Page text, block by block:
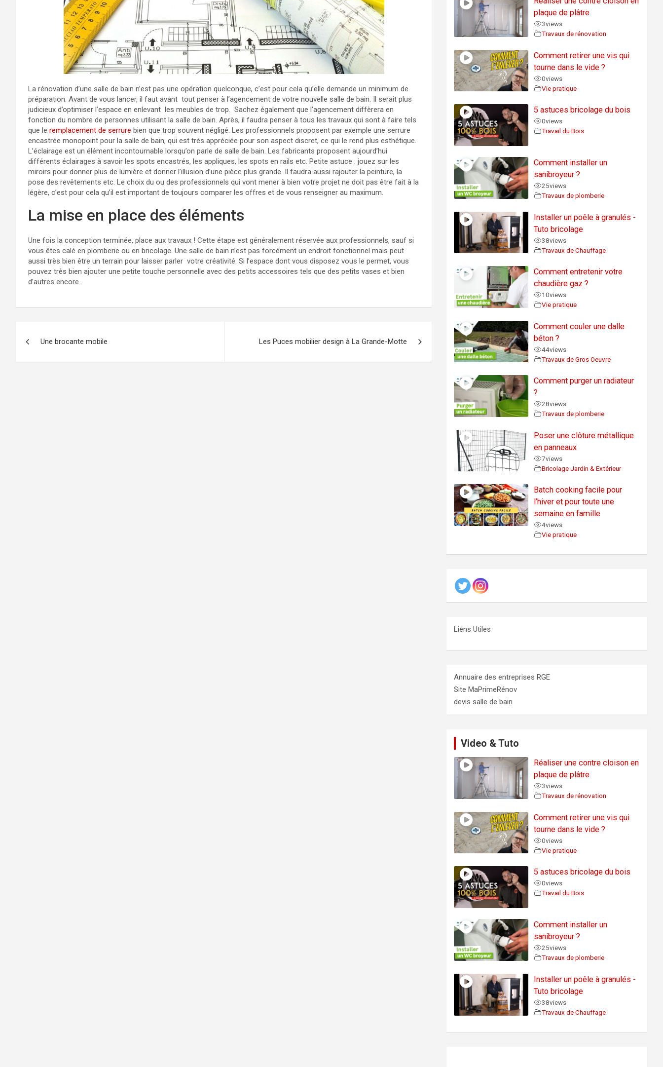
La rénovation d’une salle de bain n’est pas une opération quelconque, c’est pour cela qu’elle demande un minimum de
préparation. Avant de vous lancer, il faut avant tout penser à l’agencement de votre nouvelle salle de bain. Il serait plus
judicieux d’optimiser l’espace en enlevant les meubles de trop. Sachez également que l’agencement diffèrera en
fonction du nombre de personnes utilisant la salle de bain. Après, il faudra penser à tous les travaux qui sont à faire tels
que le remplacement de serrure bien que trop souvent négligé. Les professionnels proposent par exemple une serrure
encastrée monopoint pour la salle de bain, qui est très appréciée pour son aspect discret, ce qui le rend plus esthétique.
L’éclairage est un élément incontournable lorsqu’on parle de salle de bain. Les fabricants proposent aujourd’hui
différents éclairages à savoir les spots encastrés, les appliques, les spots en rails etc. Petite astuce : jouez sur les
miroirs pour donner plus de lumière et donner l’illusion d’une pièce plus grande. Il faudra aussi rajouter la peinture, la
pose des revêtements etc. Le choix du ou des professionnels qui vont mener à bien votre projet ne doit pas être fait à la
légère, c’est pour cela qu’il est important de toujours comparer les offres et de vous renseigner au maximum.
La mise en place des éléments
Une fois la conception terminée, place aux travaux ! Cette étape est généralement réservée aux professionnels, sauf si
vous êtes calé en plomberie ou en bricolage. Une salle de bain n’est pas forcément un endroit fonctionnel mais peut
aussi très bien être un terrain pour laisser parler votre créativité. Si l’espace dont vous disposez vous le permet, vous
pouvez très bien ajouter une petite touche personnelle avec des petits accessoires tels que des petits vases et bien
d’autres encore.
Une brocante mobile Les Puces mobilier design à La Grande-Motte
plaque de plâtre
3views
Travaux de rénovation
Comment retirer une vis qui
tourne dans le vide ?
0views
Vie pratique
5 astuces bricolage du bois
0views
Travail du Bois
Comment installer un
sanibroyeur ?
25views
Travaux de plomberie
Installer un poêle à granulés -
Tuto bricolage
38views
Travaux de Chauffage
Comment entretenir votre
chaudière gaz ?
10views
Vie pratique
Comment couler une dalle
béton ?
44views
Travaux de Gros Oeuvre
Comment purger un radiateur
?
28views
Travaux de plomberie
Poser une clôture métallique
en panneaux
7views
Bricolage Jardin & Extérieur
Batch cooking facile pour
l’hiver et pour toute une
semaine en famille
4views
Vie pratique
Liens Utiles
Annuaire des entreprises RGE
Site MaPrimeRénov
devis salle de bain
Video & Tuto
Réaliser une contre cloison en
plaque de plâtre
3views
Travaux de rénovation
Comment retirer une vis qui
tourne dans le vide ?
0views
Vie pratique
5 astuces bricolage du bois
0views
Travail du Bois
Comment installer un
sanibroyeur ?
25views
Travaux de plomberie
Installer un poêle à granulés -
Tuto bricolage
38views
Travaux de Chauffage